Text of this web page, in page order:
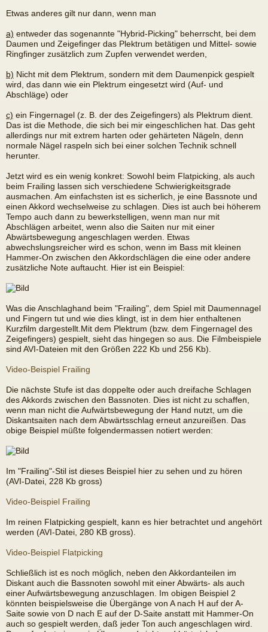
Etwas anderes gilt nur dann, wenn man
a) entweder das sogenannte "Hybrid-Picking" beherrscht, bei dem
Daumen und Zeigefinger das Plektrum betätigen und Mittel- sowie
Ringfinger zusätzlich zum Zupfen verwendet werden,
b) Nicht mit dem Plektrum, sondern mit dem Daumenpick gespielt
wird, das dann wie ein Plektrum eingesetzt wird (Auf- und
Abschläge) oder
c) ein Fingernagel (z. B. der des Zeigefingers) als Plektrum dient.
Das ist die Methode, die sich bei mir eingeschlichen hat. Das geht
allerdings nur mit extrem harten oder gehärteten Nägeln, denn
normale Nägel raspeln sich bei einer solchen Technik schnell
herunter.
Jetzt wird es ein wenig konkret: Sowohl beim Flatpicking, als auch
beim Frailing lassen sich verschiedene Schwierigkeitsgrade
ausmachen. Am einfachsten ist es sicherlich, je eine Bassnote und
einen Akkord wechselweise zu schlagen. Dies ist auch bei höherem
Tempo auch dann zu bewerkstelligen, wenn man nur mit
Abschlägen arbeitet, wenn also die Saiten nur mit einer
Abwärtsbewegung angeschlagen werden. Etwas
abwechslungsreicher wird es schon, wenn im Bass mit kleinen
Hammer-On zwischen den Akkordschlägen die eine oder andere
zusätzliche Note auftaucht. Hier ist ein Beispiel:
Was die Anschlaghand beim "Frailing", dem Spiel mit Daumennagel
und Fingern tut und wie dies klingt, ist in dem hier enthaltenen
Kurzfilm dargestellt.Mit dem Plektrum (bzw. dem Fingernagel des
Zeigefingers) gespielt, sieht das hingegen so aus. Die Filmbeispiele
sind AVI-Dateien mit den Größen 222 Kb und 256 Kb).
Video-Beispiel Frailing
Die nächste Stufe ist das doppelte oder auch dreifache Schlagen
des Akkords zwischen den Bassnoten. Dies ist nicht zu schaffen,
wenn man nicht die Aufwärtsbewegung der Hand nutzt, um die
Diskantsaiten nach dem Abwärtsschlag erneut anzureißen. Das
obige Beispiel müßte folgendermassen notiert werden:
Im "Frailing"-Stil ist dieses Beispiel hier zu sehen und zu hören
(AVI-Datei, 228 Kb gross)
Video-Beispiel Frailing
Im reinen Flatpicking gespielt, kann es hier betrachtet und angehört
werden (AVI-Datei, 280 KB gross).
Video-Beispiel Flatpicking
Schließlich ist es noch möglich, neben den Akkordanteilen im
Diskant auch die Bassnoten sowohl mit einer Abwärts- als auch
einer Aufwärtsbewegung anzuschlagen. Im obigen Beispiel 2
könnten beispielsweise die Übergänge von A nach H auf der A-
Saite sowie von D nach E auf der D-Saite anstatt mit Hammer-On
auch so gespielt werden, daß jeder Ton auch angeschlagen wird.